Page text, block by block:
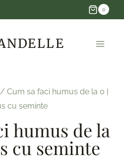
0
/ Cum sa faci humus de la 0 |
cu seminte
humus de la
cu seminte